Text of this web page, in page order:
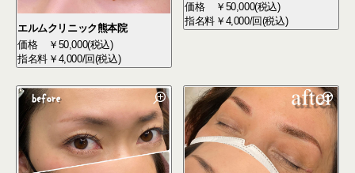
エルムクリニック熊本院
価格
￥50,000(税込)
指名料 ￥4,000/回(税込)
価格
￥50,000(税込)
指名料 ￥4,000/回(税込)